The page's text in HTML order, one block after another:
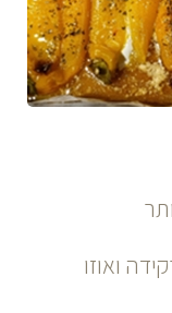
ואוזו